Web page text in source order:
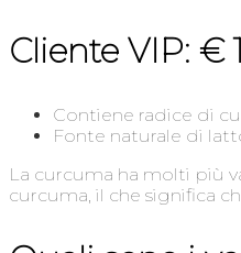
Cliente VIP: €
Contiene radice di
Fonte naturale di
La curcuma ha molti più
curcuma, il che significa